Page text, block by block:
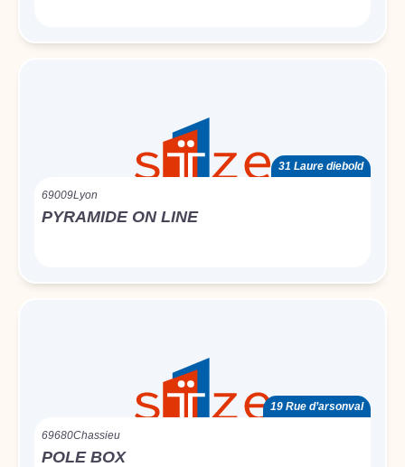
31 Laure diebold
69009Lyon
PYRAMIDE ON LINE
19 Rue d’arsonval
69680Chassieu
POLE BOX